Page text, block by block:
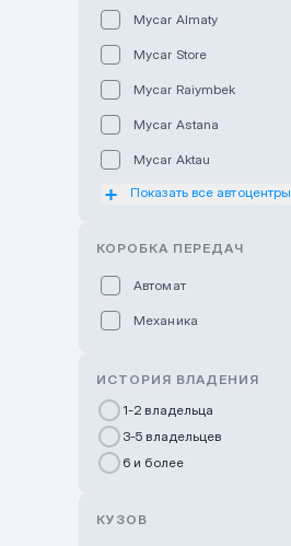
Mycar Almaty
Mycar Store
Mycar Raiymbek
Mycar Astana
Mycar Aktau
Mycar Uralsk
GWM Nurly Zhol
Chery Astana
Показать все автоцентры
КОРОБКА ПЕРЕДАЧ
Автомат
Механика
ИСТОРИЯ ВЛАДЕНИЯ
1-2 владельца
3-5 владельцев
6 и более
КУЗОВ